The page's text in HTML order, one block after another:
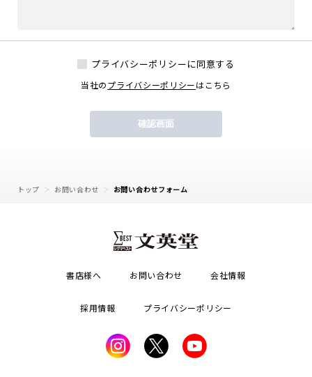
プライバシーポリシーに同意する
当社のプライバシーポリシーはこちら
トップ お問い合わせ お問い合わせフォーム
書店様へ お問い合わせ 会社情報
採用情報 プライバシーポリシー